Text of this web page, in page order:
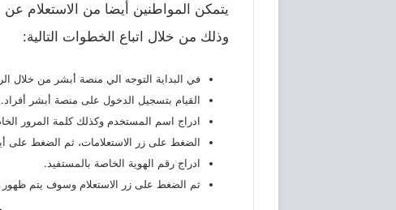
يتمكن المواطنين أيضا من الاستعلام عن
وذلك من خلال اتباع الخطوات التالية:
في البداية التوجه الي منصة أبشر من خلال
القيام بتسجيل الدخول على منصة أبشر أفراد.
ادراج اسم المستخدم وكذلك كلمة المرور
الضغط على زر الاستعلامات، ثم الضغط على
ادراج رقم الهوية الخاصة بالمستفيد.
ثم الضغط على زر الاستعلام وسوف يتم ظهور